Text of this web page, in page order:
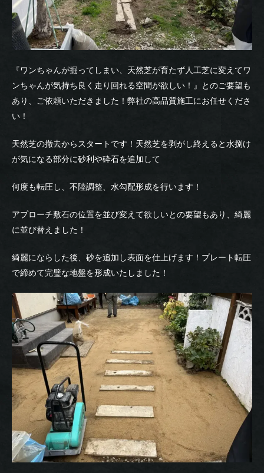
『ワンちゃんが掘ってしまい、天然芝が育たず人工芝に変えてワ
ンちゃんが気持ち良く走り回れる空間が欲しい！』とのご要望も
あり、ご依頼いただきました！弊社の高品質施工にお任せくださ
い！
天然芝の撤去からスタートです！天然芝を剥がし終えると水捌け
が気になる部分に砂利や砕石を追加して
何度も転圧し、不陸調整、水勾配形成を行います！
アプローチ敷石の位置を並び変えて欲しいとの要望もあり、綺麗
に並び替えました！
綺麗にならした後、砂を追加し表面を仕上げます！プレート転圧
で締めて完璧な地盤を形成いたしました！